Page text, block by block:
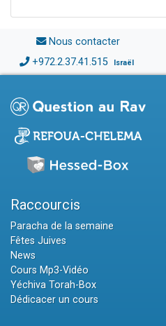
Nous contacter
+972.2.37.41.515 Israël
Raccourcis
Paracha de la semaine
Fêtes Juives
News
Cours Mp3-Vidéo
Yéchiva Torah-Box
Dédicacer un cours